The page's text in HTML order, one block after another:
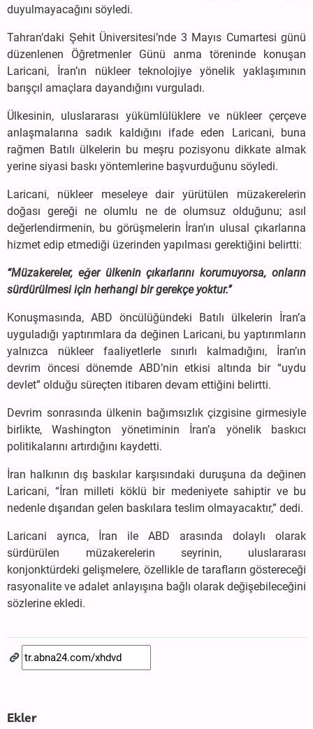
duyulmayacağını söyledi.
Tahran’daki Şehit Üniversitesi’nde 3 Mayıs Cumartesi günü
düzenlenen Öğretmenler Günü anma töreninde konuşan
Laricani, İran’ın nükleer teknolojiye yönelik yaklaşımının
barışçıl amaçlara dayandığını vurguladı.
Ülkesinin, uluslararası yükümlülüklere ve nükleer çerçeve
anlaşmalarına sadık kaldığını ifade eden Laricani, buna
rağmen Batılı ülkelerin bu meşru pozisyonu dikkate almak
yerine siyasi baskı yöntemlerine başvurduğunu söyledi.
Laricani, nükleer meseleye dair yürütülen müzakerelerin
doğası gereği ne olumlu ne de olumsuz olduğunu; asıl
değerlendirmenin, bu görüşmelerin İran’ın ulusal çıkarlarına
hizmet edip etmediği üzerinden yapılması gerektiğini belirtti:
“Müzakereler, eğer ülkenin çıkarlarını korumuyorsa, onların
sürdürülmesi için herhangi bir gerekçe yoktur.’’
Konuşmasında, ABD öncülüğündeki Batılı ülkelerin İran’a
uyguladığı yaptırımlara da değinen Laricani, bu yaptırımların
yalnızca nükleer faaliyetlerle sınırlı kalmadığını, İran’ın
devrim öncesi dönemde ABD’nin etkisi altında bir “uydu
devlet” olduğu süreçten itibaren devam ettiğini belirtti.
Devrim sonrasında ülkenin bağımsızlık çizgisine girmesiyle
birlikte, Washington yönetiminin İran’a yönelik baskıcı
politikalarını artırdığını kaydetti.
İran halkının dış baskılar karşısındaki duruşuna da değinen
Laricani, “İran milleti köklü bir medeniyete sahiptir ve bu
nedenle dışarıdan gelen baskılara teslim olmayacaktır,” dedi.
Laricani ayrıca, İran ile ABD arasında dolaylı olarak
sürdürülen müzakerelerin seyrinin, uluslararası
konjonktürdeki gelişmelere, özellikle de tarafların göstereceği
rasyonalite ve adalet anlayışına bağlı olarak değişebileceğini
sözlerine ekledi.
Ekler